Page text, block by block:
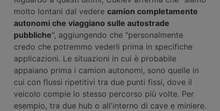
molto lontani dal vedere camion completamente
autonomi che viaggiano sulle autostrade
pubbliche", aggiungendo che "personalmente
credo che potremmo vederli prima in specifiche
applicazioni. Le situazioni in cui è probabile
appaiano prima i camion autonomi, sono quelle in
cui con flussi ripetitivi tra due punti fissi, dove il
veicolo compie lo stesso percorso più volte. Per
esempio, tra due hub o all'interno di cave e miniere.